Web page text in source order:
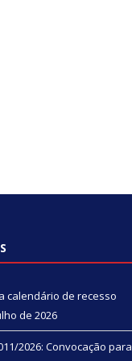
calendário de recesso
de 2026
2026: Convocação para